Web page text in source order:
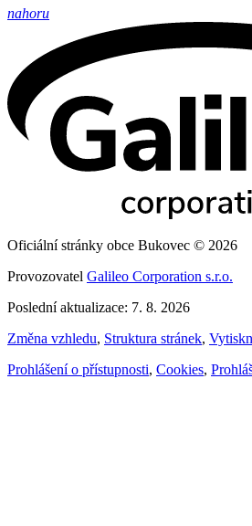
nahoru
Oficiální stránky obce Bukovec © 2026
Provozovatel Galileo Corporation s.r.o.
Poslední aktualizace: 7. 8. 2026
Změna vzhledu, Struktura stránek,
Prohlášení o přístupnosti, Cookies,